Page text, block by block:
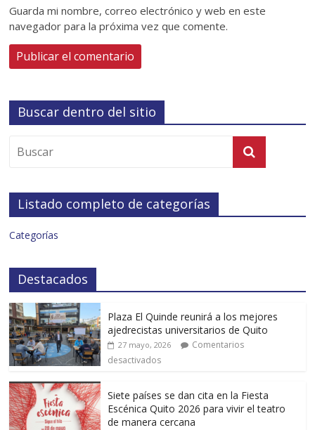
Guarda mi nombre, correo electrónico y web en este
navegador para la próxima vez que comente.
Buscar dentro del sitio
Listado completo de categorías
Categorías
Destacados
Plaza El Quinde reunirá a los mejores
ajedrecistas universitarios de Quito
27 mayo, 2026
Comentarios
desactivados
Siete países se dan cita en la Fiesta
Escénica Quito 2026 para vivir el teatro
de manera cercana